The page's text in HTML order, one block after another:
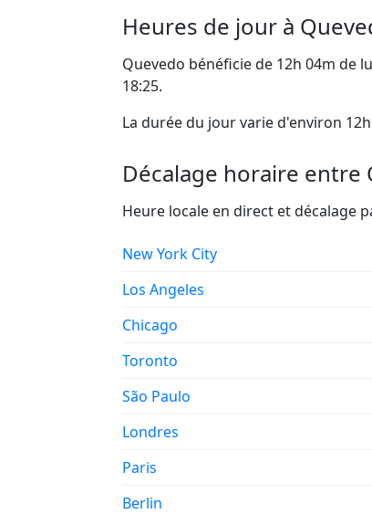
Heures de jour à
Quevedo bénéficie de 12h 04m de
18:25.
La durée du jour varie d'environ
Décalage horaire entre
Heure locale en direct et décalage
New York City
Los Angeles
Chicago
Toronto
São Paulo
Londres
Paris
Berlin